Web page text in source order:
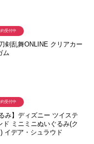
剣乱舞ONLINE クリアカー
ム
受付中
み】ディズニー ツイステ
ド ミニミニぬいぐるみ(ク
イデア・シュラウド
受付中